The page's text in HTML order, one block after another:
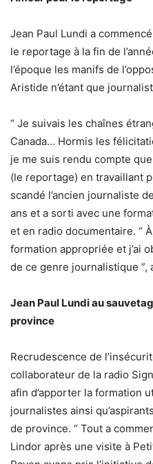
Jean Paul Lundi a
le reportage à la fin de
l’époque les manifs de
Aristide n’étant que
“ Je suivais les chaînes
Canada… Hormis les
je me suis rendu compte
(le reportage) en travaillant
scandé l’ancien journaliste
ans et a sorti avec une
et en radio documentaire. “
formation appropriée et j’ai
de ce genre journalistique ”,
Jean Paul Lundi au
province
Recrudescence de
collaborateur de la radio
afin d’apporter la formation
journalistes ainsi
de province. “ Tout a
Lindor après une visite à